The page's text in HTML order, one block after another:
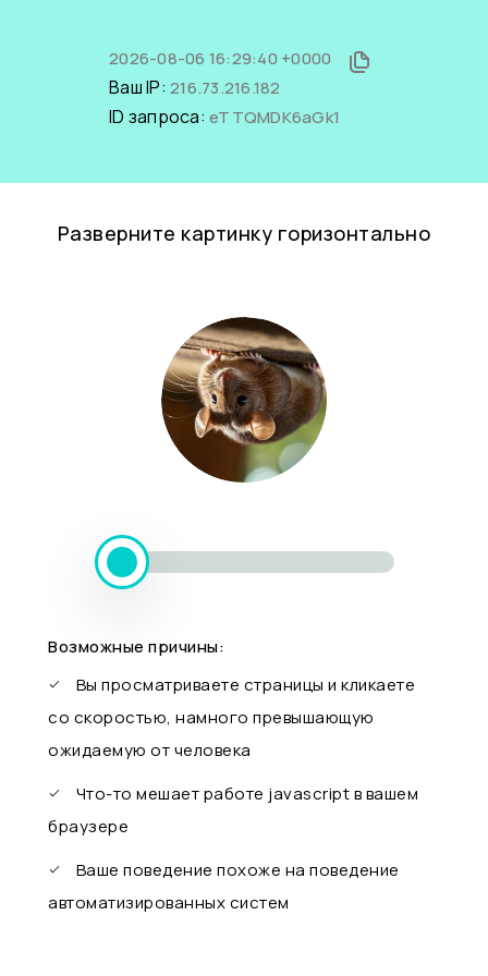
2026-08-06 16:29:40 +0000
Ваш IP: 216.73.216.182
ID запроса: eTTQMDK6aGk1
Разверните картинку горизонтально
Возможные причины:
Вы просматриваете страницы и кликаете
со скоростью, намного превышающую
ожидаемую от человека
Что-то мешает работе javascript в вашем
браузере
Ваше поведение похоже на поведение
автоматизированных систем